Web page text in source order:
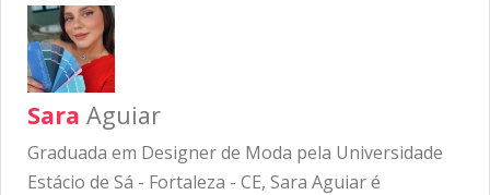
Sara Aguiar
Graduada em Designer de Moda pela Universidade
Estácio de Sá - Fortaleza - CE, Sara Aguiar é